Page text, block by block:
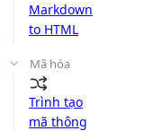
Markdown
to HTML
Mã hóa
Trình tạo
mã thông